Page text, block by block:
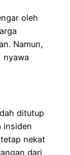
oleh
Namun,
nyawa
ditutup
insiden
nekat
dari